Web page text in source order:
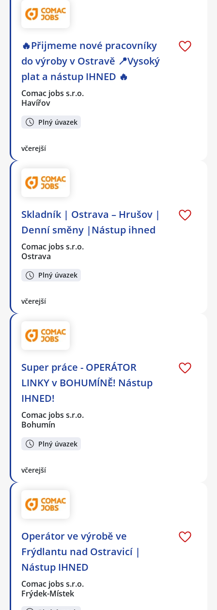
🔥Přijmeme nové pracovníky
do výroby v Ostravě 📍Vysoký
plat a nástup IHNED 🔥
Comac jobs s.r.o.
Havířov
Plný úvazek
včerejší
Skladník | Ostrava – Hrušov |
Denní směny |Nástup ihned
Comac jobs s.r.o.
Ostrava
Plný úvazek
včerejší
Super práce - OPERÁTOR
LINKY v BOHUMÍNĚ! Nástup
IHNED!
Comac jobs s.r.o.
Bohumín
Plný úvazek
včerejší
Operátor ve výrobě ve
Frýdlantu nad Ostravicí |
Nástup IHNED
Comac jobs s.r.o.
Frýdek-Místek